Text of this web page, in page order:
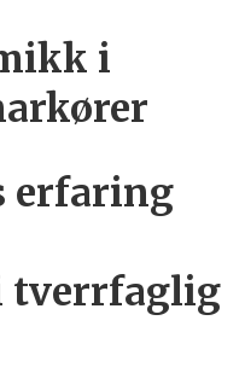
i
erfaring
tverrfaglig